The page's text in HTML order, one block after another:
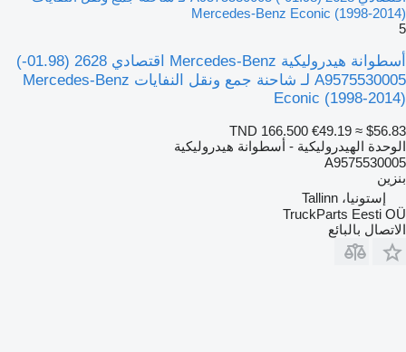
Mercedes-Benz Econic (1998-2014)
5
أسطوانة هيدروليكية Mercedes-Benz اقتصادي 2628 (01.98-)
A9575530005 لـ شاحنة جمع ونقل النفايات Mercedes-Benz
Econic (1998-2014)
TND 166.500 €49.19 ≈ $56.83
الوحدة الهيدروليكية - أسطوانة هيدروليكية
A9575530005
بنزين
إستونيا، Tallinn
TruckParts Eesti OÜ
الاتصال بالبائع